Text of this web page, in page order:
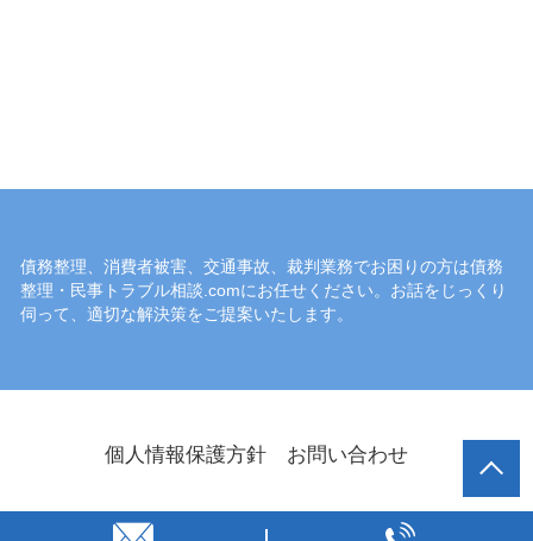
債務整理、消費者被害、交通事故、裁判業務でお困りの方は債務
整理・民事トラブル相談.comにお任せください。お話をじっくり
伺って、適切な解決策をご提案いたします。
個人情報保護方針 お問い合わせ